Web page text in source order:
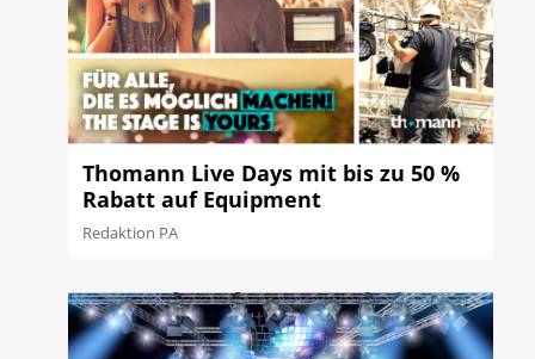
Thomann Live Days mit bis zu 50 %
Rabatt auf Equipment
Redaktion PA